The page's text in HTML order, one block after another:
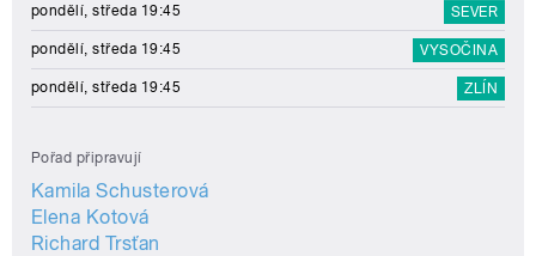
pondělí, středa 19:45 SEVER
pondělí, středa 19:45 VYSOČINA
pondělí, středa 19:45 ZLÍN
Pořad připravují
Kamila Schusterová
Elena Kotová
Richard Trsťan